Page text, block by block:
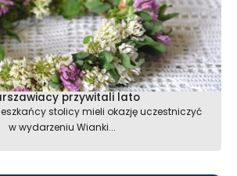
przywitali lato
stolicy mieli okazję uczestniczyć
w wydarzeniu Wianki...